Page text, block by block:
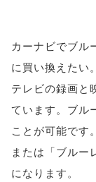
カーナビでブル
に買い換えたい
テレビの録画と
ています。ブル
ことが可能です
または「ブルー
になります。